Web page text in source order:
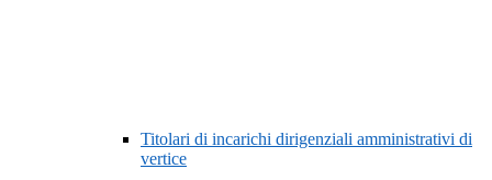
Titolari di incarichi dirigenziali amministrativi di
vertice